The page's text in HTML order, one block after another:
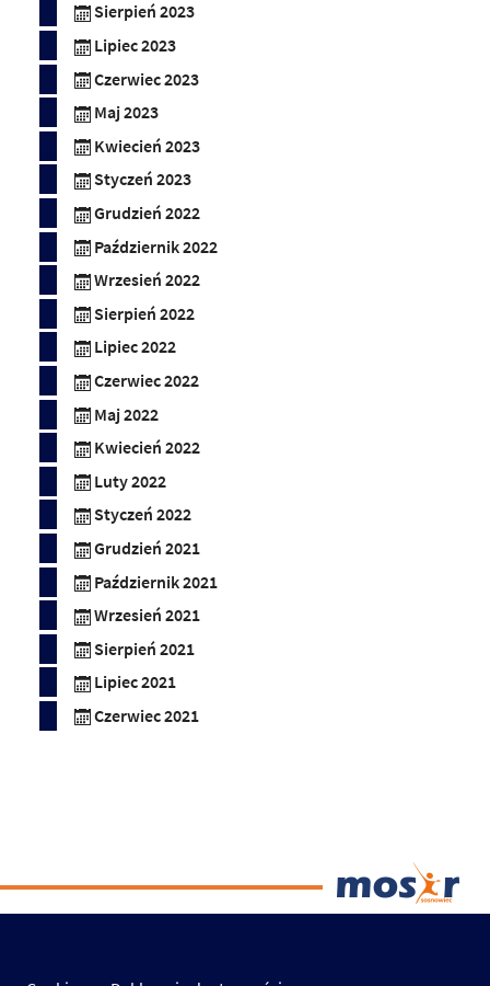
Sierpień 2023
Lipiec 2023
Czerwiec 2023
Maj 2023
Kwiecień 2023
Styczeń 2023
Grudzień 2022
Październik 2022
Wrzesień 2022
Sierpień 2022
Lipiec 2022
Czerwiec 2022
Maj 2022
Kwiecień 2022
Luty 2022
Styczeń 2022
Grudzień 2021
Październik 2021
Wrzesień 2021
Sierpień 2021
Lipiec 2021
Czerwiec 2021